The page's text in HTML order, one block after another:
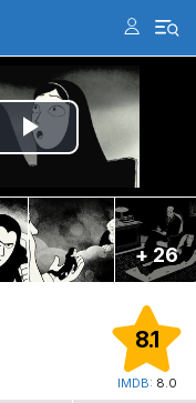
+ 26
8.1
IMDB: 8.0